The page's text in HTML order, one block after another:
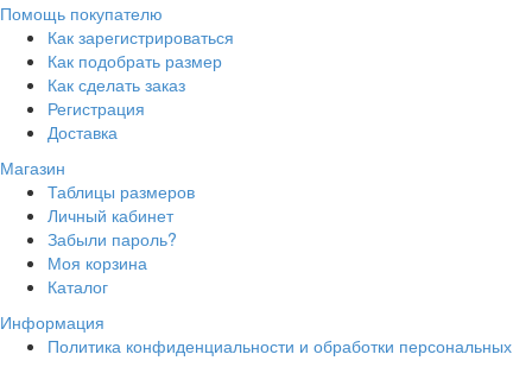
Помощь покупателю
Как зарегистрироваться
Как подобрать размер
Как сделать заказ
Регистрация
Доставка
Магазин
Таблицы размеров
Личный кабинет
Забыли пароль?
Моя корзина
Каталог
Информация
Политика конфиденциальности и обработки персональных